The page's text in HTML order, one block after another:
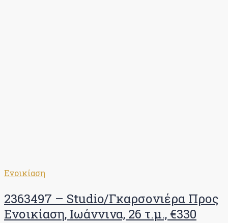
Ενοικίαση
2363497 – Studio/Γκαρσονιέρα Προς
Ενοικίαση, Ιωάννινα, 26 τ.μ., €330